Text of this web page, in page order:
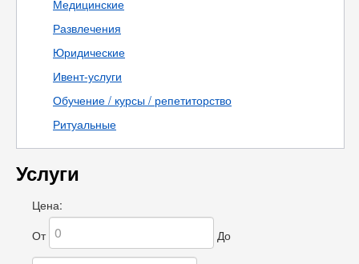
Медицинские
Развлечения
Юридические
Ивент-услуги
Обучение / курсы / репетиторство
Ритуальные
Услуги
Цена:
От
До